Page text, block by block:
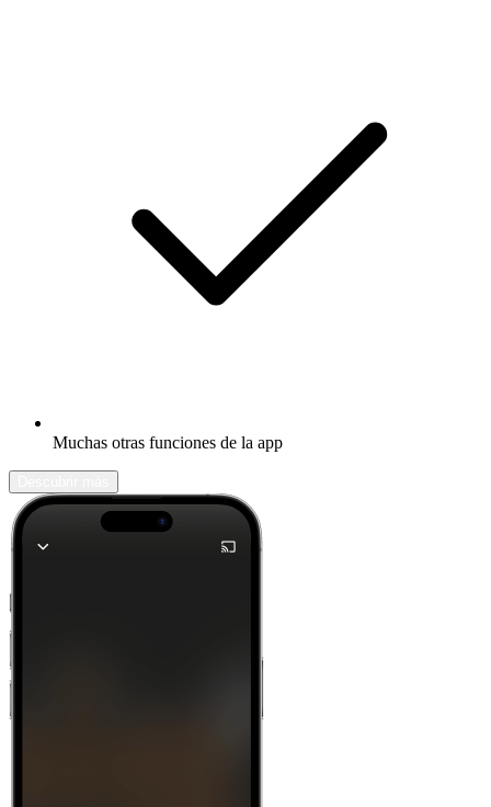
Muchas otras funciones de la app